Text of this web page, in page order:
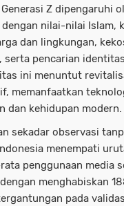
Z dipengaruhi
nilai-nilai Islam,
dan lingkungan,
serta pencarian
ini menuntut
memanfaatkan
dan kehidupan modern.
sekadar observasi
menempati
penggunaan media
menghabiskan
pada